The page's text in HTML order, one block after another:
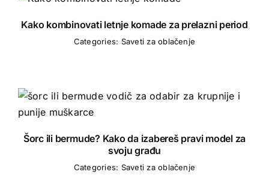
Kako kombinovati letnje komade za prelazni period
Categories: Saveti za oblačenje
Šorc ili bermude? Kako da izabereš pravi model za
svoju građu
Categories: Saveti za oblačenje